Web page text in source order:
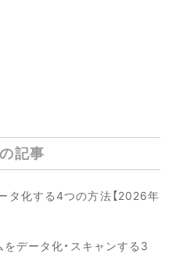
記事
タ化する4つの方法【2026年
をデータ化・スキャンする3